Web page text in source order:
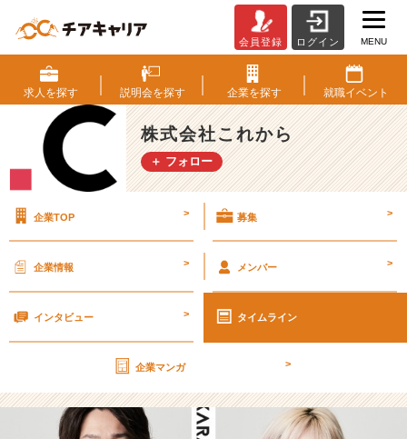
分
の
個
性
を
活
れ
の
ア
設
計
【株
会員登録 ログイン MENU
求人を探す 説明会を探す 企業を探す 就職イベント
株式会社これから
＋ フォロー
企業TOP > 募集 >
企業情報 > メンバー >
インタビュー > タイムライン
企業マンガ >